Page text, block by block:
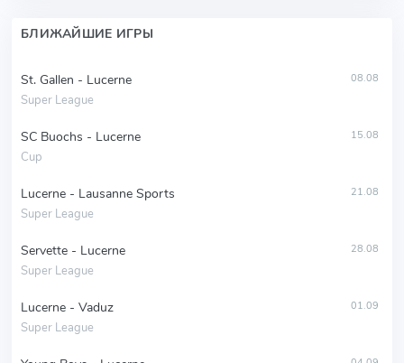
БЛИЖАЙШИЕ ИГРЫ
St. Gallen - Lucerne
Super League
08.08
SC Buochs - Lucerne
Cup
15.08
Lucerne - Lausanne Sports
Super League
21.08
Servette - Lucerne
Super League
28.08
Lucerne - Vaduz
Super League
01.09